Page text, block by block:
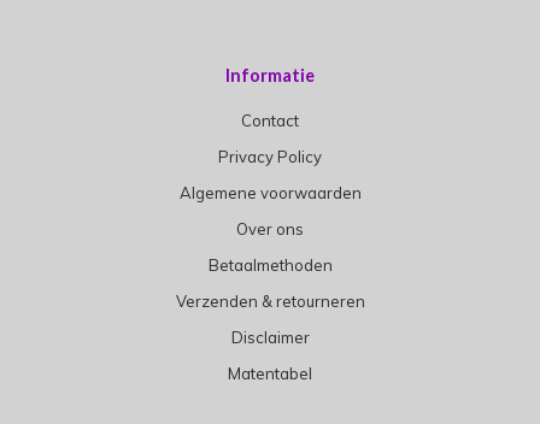
Informatie
Contact
Privacy Policy
Algemene voorwaarden
Over ons
Betaalmethoden
Verzenden & retourneren
Disclaimer
Matentabel